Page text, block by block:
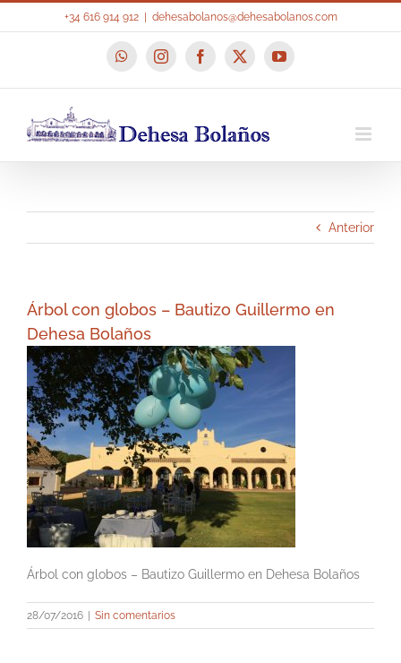
+34 616 914 912 dehesabolanos@dehesabolanos.com
WhatsAppInstagramFacebook
X YouTube
Anterior
Árbol con globos – Bautizo Guillermo en
Dehesa Bolaños
Árbol con globos – Bautizo Guillermo en Dehesa Bolaños
28/07/2016 Sin comentarios